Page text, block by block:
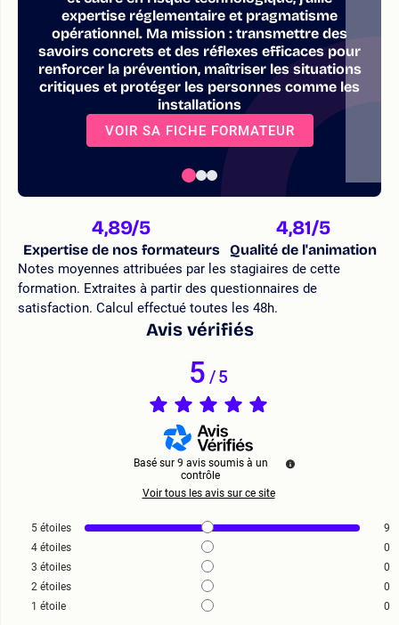
expertise réglementaire et pragmatisme
opérationnel. Ma mission : transmettre des
savoirs concrets et des réflexes efficaces pour
renforcer la prévention, maîtriser les situations
critiques et protéger les personnes comme les
installations
VOIR SA FICHE FORMATEUR
4,89/5
Expertise de nos formateurs
4,81/5
Qualité de l'animation
Notes moyennes attribuées par les stagiaires de cette
formation. Extraites à partir des questionnaires de
satisfaction. Calcul effectué toutes les 48h.
Avis vérifiés
5/5
Basé sur 9 avis soumis à un
contrôle
Voir tous les avis sur ce site
5 étoiles
9
4 étoiles
0
3 étoiles
0
2 étoiles
0
1 étoile 0